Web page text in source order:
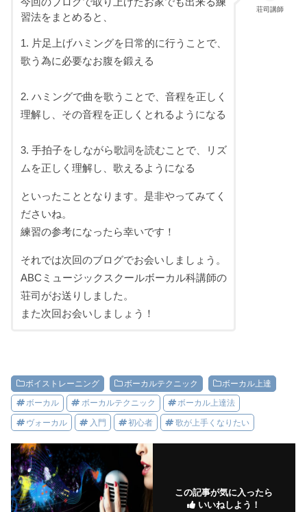
荘司講師
習法をまとめると、
1. 片足上げハミングを日常的に行うことで、
歌う為に必要なお腹を鍛える
2. ハミングで曲を歌うことで、音程を正しく
理解し、その音程を正しくとれるようになる
3. 手拍子をしながら歌詞を読むことで、リズ
ムを正しく理解し、歌えるようになる
といったこととなります。是非やってみてく
ださいね。
練習の参考になったら幸いです！
それでは次回のブログでお会いしましょう。
ABCミュージックスクールボーカル科講師の
荘司がお送りしました。
また次回お会いしましょう！
ボイストレーニング ボーカルテクニック ボーカル上達
ボーカル ボーカルテクニック ボーカル上達法
ヴォーカル 入門 初心者 歌が上手くなりたい
この記事が気に入ったら
いいねしよう！